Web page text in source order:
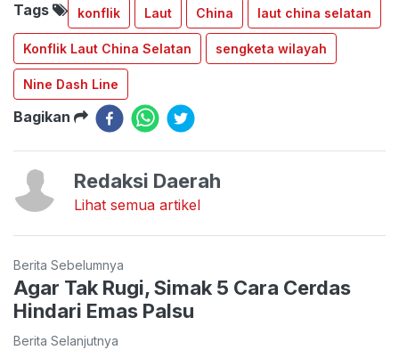
Tags
konflik Laut China laut china selatan
Konflik Laut China Selatan sengketa wilayah
Nine Dash Line
Bagikan
Redaksi Daerah
Lihat semua artikel
Berita Sebelumnya
Agar Tak Rugi, Simak 5 Cara Cerdas
Hindari Emas Palsu
Berita Selanjutnya